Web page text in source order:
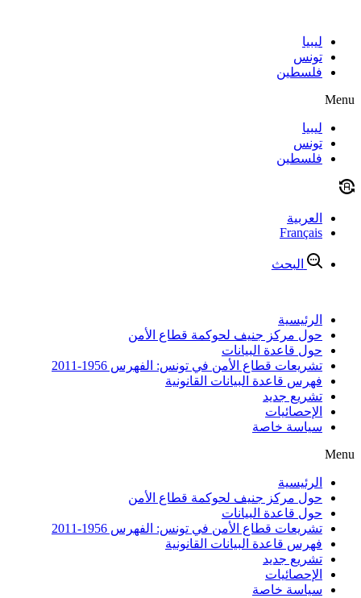
contentليبيا
تونس
فلسطين
Menu
ليبيا
تونس
فلسطين
العربية
Français
البحث
الرئيسية
حول مركز جنيف لحوكمة قطاع الأمن
حول قاعدة البيانات
تشريعات قطاع الأمن في تونس: الفهرس 1956-2011
فهرس قاعدة البيانات القانونية
تشريع جديد
الإحصائيات
سياسة خاصة
Menu
الرئيسية
حول مركز جنيف لحوكمة قطاع الأمن
حول قاعدة البيانات
تشريعات قطاع الأمن في تونس: الفهرس 1956-2011
فهرس قاعدة البيانات القانونية
تشريع جديد
الإحصائيات
سياسة خاصة